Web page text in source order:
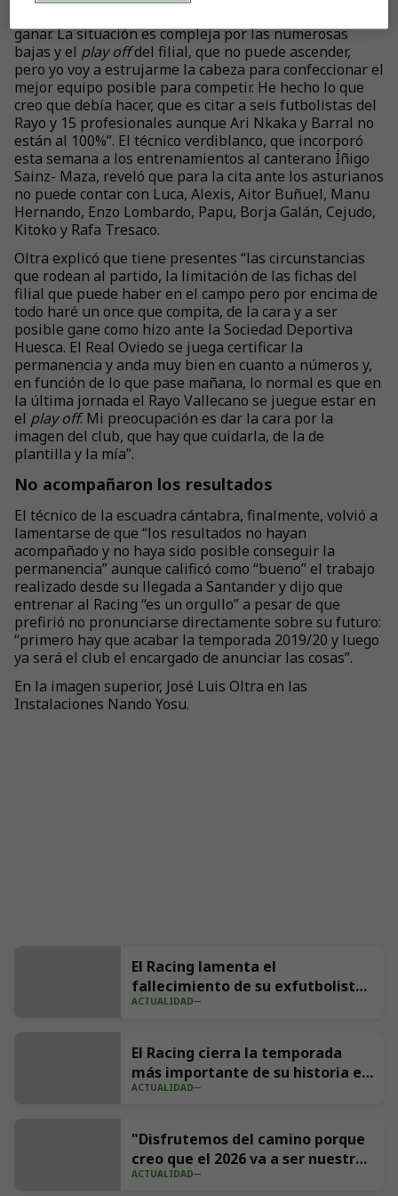
ganar. La situación es compleja por las numerosas
bajas y el play offdel filial, que no puede ascender,
pero yo voy a estrujarme la cabeza para confeccionar el
mejor equipo posible para competir. He hecho lo que
creo que debía hacer, que es citar a seis futbolistas del
Rayo y 15 profesionales aunque Ari Nkaka y Barral no
están al 100%”. El técnico verdiblanco, que incorporó
esta semana a los entrenamientos al canterano Íñigo
Sainz- Maza, reveló que para la cita ante los asturianos
no puede contar con Luca, Alexis, Aitor Buñuel, Manu
Hernando, Enzo Lombardo, Papu, Borja Galán, Cejudo,
Kitoko y Rafa Tresaco.
Oltra explicó que tiene presentes “las circunstancias
que rodean al partido, la limitación de las fichas del
filial que puede haber en el campo pero por encima de
todo haré un once que compita, de la cara y a ser
posible gane como hizo ante la Sociedad Deportiva
Huesca. El Real Oviedo se juega certificar la
permanencia y anda muy bien en cuanto a números y,
en función de lo que pase mañana, lo normal es que en
la última jornada el Rayo Vallecano se juegue estar en
el play off. Mi preocupación es dar la cara por la
imagen del club, que hay que cuidarla, de la de
plantilla y la mía”.
No acompañaron los resultados
El técnico de la escuadra cántabra, finalmente, volvió a
lamentarse de que “los resultados no hayan
acompañado y no haya sido posible conseguir la
permanencia” aunque calificó como “bueno” el trabajo
realizado desde su llegada a Santander y dijo que
entrenar al Racing “es un orgullo” a pesar de que
prefirió no pronunciarse directamente sobre su futuro:
“primero hay que acabar la temporada 2019/20 y luego
ya será el club el encargado de anunciar las cosas”.
En la imagen superior, José Luis Oltra en las
Instalaciones Nando Yosu.
El Racing lamenta el
fallecimiento de su exfutbolista
Andrés Parada ‘Suco’
ACTUALIDAD
El Racing cierra la temporada
más importante de su historia en
redes con 539 millones de
ACTUALIDAD
"Disfrutemos del camino porque
creo que el 2026 va a ser nuestro
año"
ACTUALIDAD